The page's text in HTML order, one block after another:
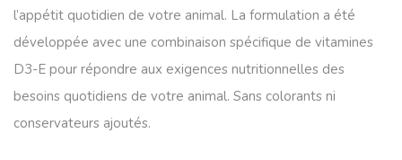
l’appétit quotidien de votre animal. La formulation a été
développée avec une combinaison spécifique de vitamines
D3-E pour répondre aux exigences nutritionnelles des
besoins quotidiens de votre animal. Sans colorants ni
conservateurs ajoutés.